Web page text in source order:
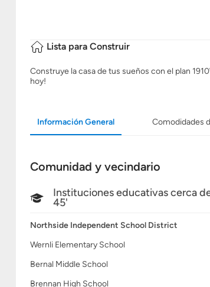
Lista para Construir
Construye la casa de tus sueños con el plan
hoy!
Información General Comodidades
Comunidad y vecindario
Instituciones educativas cerca
45'
Northside Independent School District
Wernli Elementary School
Bernal Middle School
Brennan High School